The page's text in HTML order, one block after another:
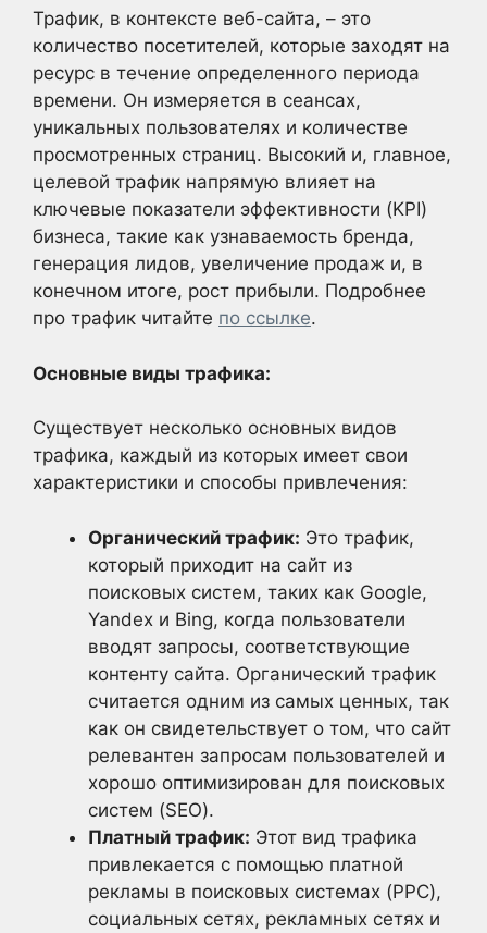
Трафик, в контексте веб-сайта, – это
количество посетителей, которые заходят на
ресурс в течение определенного периода
времени. Он измеряется в сеансах,
уникальных пользователях и количестве
просмотренных страниц. Высокий и, главное,
целевой трафик напрямую влияет на
ключевые показатели эффективности (KPI)
бизнеса, такие как узнаваемость бренда,
генерация лидов, увеличение продаж и, в
конечном итоге, рост прибыли. Подробнее
про трафик читайте по ссылке.
Основные виды трафика:
Существует несколько основных видов
трафика, каждый из которых имеет свои
характеристики и способы привлечения:
Органический трафик: Это трафик,
который приходит на сайт из
поисковых систем, таких как Google,
Yandex и Bing, когда пользователи
вводят запросы, соответствующие
контенту сайта. Органический трафик
считается одним из самых ценных, так
как он свидетельствует о том, что сайт
релевантен запросам пользователей и
хорошо оптимизирован для поисковых
систем (SEO).
Платный трафик: Этот вид трафика
привлекается с помощью платной
рекламы в поисковых системах (PPC),
социальных сетях, рекламных сетях и